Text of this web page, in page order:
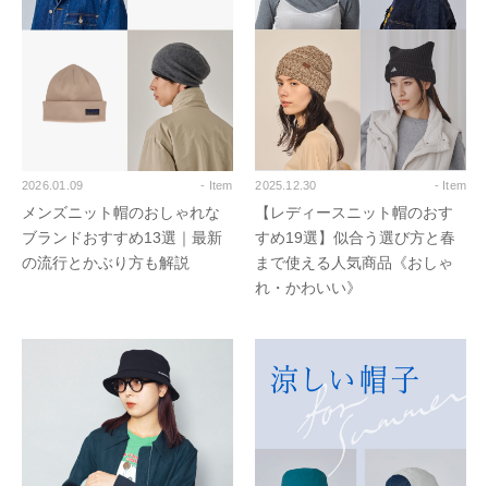
2026.01.09 - Item
メンズニット帽のおしゃれな
ブランドおすすめ13選｜最新
の流行とかぶり方も解説
2025.12.30 - Item
【レディースニット帽のおす
すめ19選】似合う選び方と春
まで使える人気商品《おしゃ
れ・かわいい》